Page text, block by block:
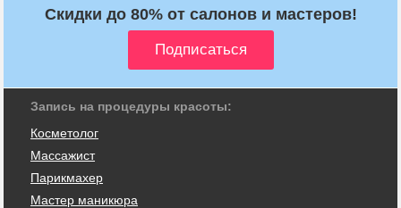
Скидки до 80% от салонов и мастеров!
Запись на процедуры красоты:
Косметолог
Массажист
Парикмахер
Мастер маникюра